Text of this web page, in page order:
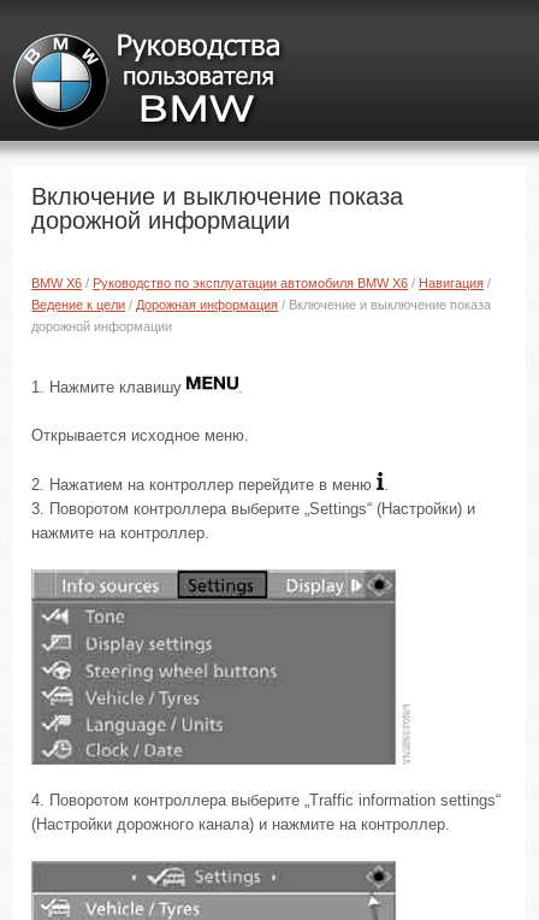
Включение и выключение показа
дорожной информации
BMW X6 / Руководство по эксплуатации автомобиля BMW X6 / Навигация /
Ведение к цели / Дорожная информация / Включение и выключение показа
дорожной информации
1. Нажмите клавишу .
Открывается исходное меню.
2. Нажатием на контроллер перейдите в меню .
3. Поворотом контроллера выберите „Settings“ (Настройки) и
нажмите на контроллер.
4. Поворотом контроллера выберите „Traffic information settings“
(Настройки дорожного канала) и нажмите на контроллер.